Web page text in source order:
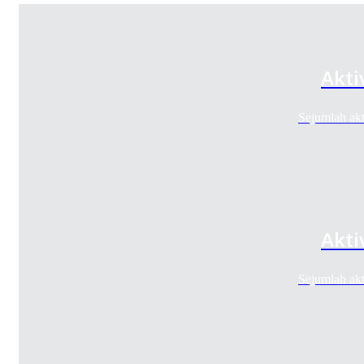
Sejumlah
Sejumlah